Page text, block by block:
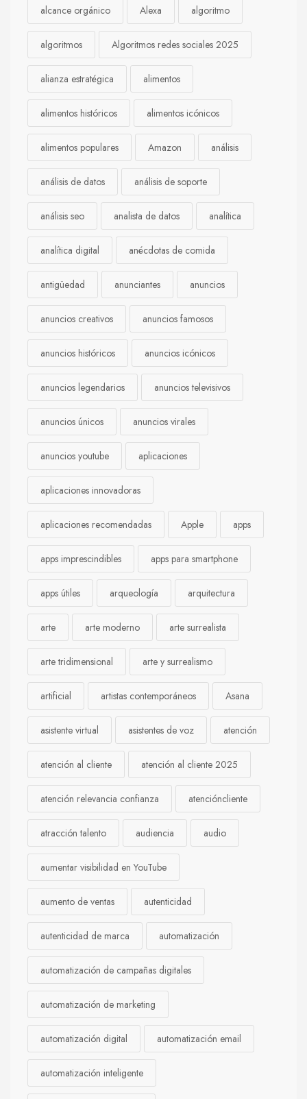
alcance orgánico Alexa algoritmo
algoritmos Algoritmos redes sociales 2025
alianza estratégica alimentos
alimentos históricos alimentos icónicos
alimentos populares Amazon análisis
análisis de datos análisis de soporte
análisis seo analista de datos analítica
analítica digital anécdotas de comida
antigüedad anunciantes anuncios
anuncios creativos anuncios famosos
anuncios históricos anuncios icónicos
anuncios legendarios anuncios televisivos
anuncios únicos anuncios virales
anuncios youtube aplicaciones
aplicaciones innovadoras
aplicaciones recomendadas Apple apps
apps imprescindibles apps para smartphone
apps útiles arqueología arquitectura
arte arte moderno arte surrealista
arte tridimensional arte y surrealismo
artificial artistas contemporáneos Asana
asistente virtual asistentes de voz atención
atención al cliente atención al cliente 2025
atención relevancia confianza atencióncliente
atracción talento audiencia audio
aumentar visibilidad en YouTube
aumento de ventas autenticidad
autenticidad de marca automatización
automatización de campañas digitales
automatización de marketing
automatización digital automatización email
automatización inteligente